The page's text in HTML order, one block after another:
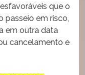
que o
passeio em risco,
em outra data
cancelamento e